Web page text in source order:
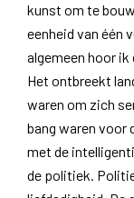
kunst om te
eenheid van één
algemeen hoor
Het ontbreekt
waren om zich
bang waren voor
met de
de politiek.